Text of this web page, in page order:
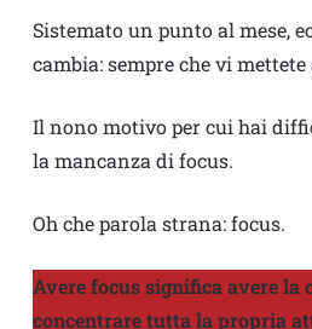
Sistemato un punto al mese,
cambia: sempre che vi mettete
Il nono motivo per cui hai
la mancanza di focus.
Oh che parola strana: focus.
Avere focus significa avere la
concentrare tutta la propria